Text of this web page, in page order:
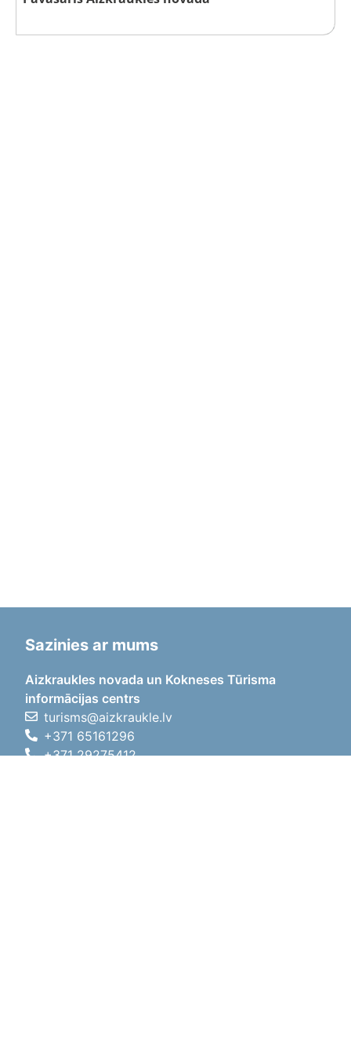
Sazinies ar mums
Aizkraukles novada un Kokneses Tūrisma
informācijas centrs
turisms@aizkraukle.lv
+371 65161296
+371 29275412